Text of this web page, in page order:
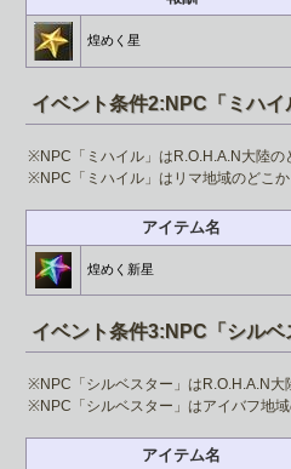
煌めく星
イベント条件2:NPC「ミハ
※NPC「ミハイル」はR.O.H.A.N大陸
※NPC「ミハイル」はリマ地域のどこ
アイテム名
煌めく新星
イベント条件3:NPC「シル
※NPC「シルベスター」はR.O.H.A.N
※NPC「シルベスター」はアイバフ地
アイテム名